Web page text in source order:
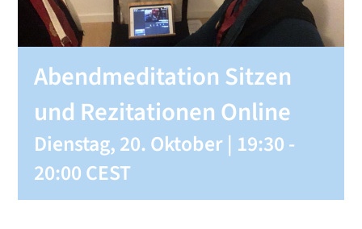
SHOP
KONTAKT
Abendmeditation Sitzen
und Rezitationen Online
Dienstag, 20. Oktober | 19:30-
20:00CEST